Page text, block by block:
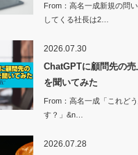
From：高名一成新規の問
してくる社長は2…
2026.07.30
ChatGPTに顧問先の売
を聞いてみた
From：高名一成「これど
す？」&n…
2026.07.28